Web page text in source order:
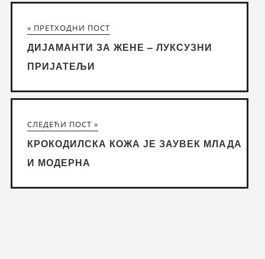
« ПРЕТХОДНИ ПОСТ
ДИЈАМАНТИ ЗА ЖЕНЕ – ЛУКСУЗНИ
ПРИЈАТЕЉИ
СЛЕДЕЋИ ПОСТ »
КРОКОДИЛСКА КОЖА ЈЕ ЗАУВЕК МЛАДА
И МОДЕРНА